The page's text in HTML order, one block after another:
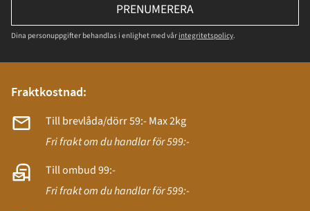
PRENUMERERA
Dina personuppgifter behandlas i enlighet med vår integritetspolicy.
Fraktkostnad:
Till brevlåda/dörr 59:- Max 2kg
Fri frakt om du handlar för 599:-
Till ombud 99:-
Fri frakt om du handlar för 599:-